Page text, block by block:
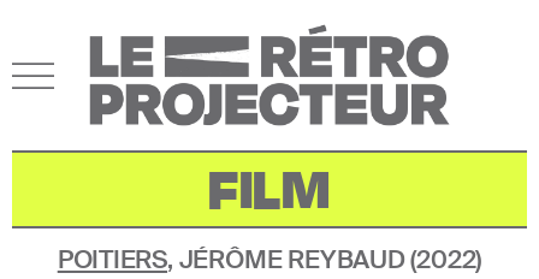
FILM
POITIERS, JÉRÔME REYBAUD(2022)